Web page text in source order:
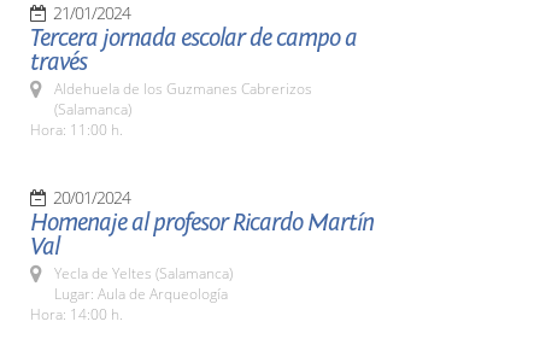
21/01/2024
Tercera jornada escolar de campo a
través
Aldehuela de los Guzmanes Cabrerizos
(Salamanca)
Hora: 11:00 h.
20/01/2024
Homenaje al profesor Ricardo Martín
Val
Yecla de Yeltes (Salamanca)
Lugar: Aula de Arqueología
Hora: 14:00 h.